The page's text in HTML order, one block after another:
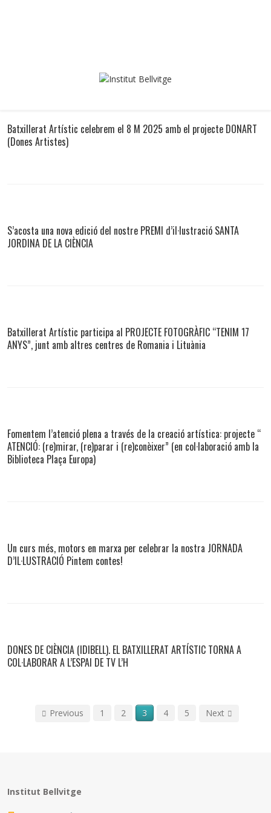
Batxillerat Artístic celebrem el 8 M 2025 amb el projecte DONART
(Dones Artistes)
S’acosta una nova edició del nostre PREMI d’il·lustració SANTA
JORDINA DE LA CIÈNCIA
Batxillerat Artístic participa al PROJECTE FOTOGRÀFIC “TENIM 17
ANYS”, junt amb altres centres de Romania i Lituània
Fomentem l’atenció plena a través de la creació artística: projecte “
ATENCIÓ: (re)mirar, (re)parar i (re)conèixer” (en col·laboració amb la
Biblioteca Plaça Europa)
Un curs més, motors en marxa per celebrar la nostra JORNADA
D’IL·LUSTRACIÓ Pintem contes!
DONES DE CIÈNCIA (IDIBELL). EL BATXILLERAT ARTÍSTIC TORNA A
COL·LABORAR A L’ESPAI DE TV L’H
Previous 1 2 3 4 5 Next
Institut Bellvitge